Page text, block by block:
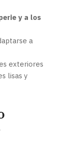
y a los
a
exteriores
lisas y